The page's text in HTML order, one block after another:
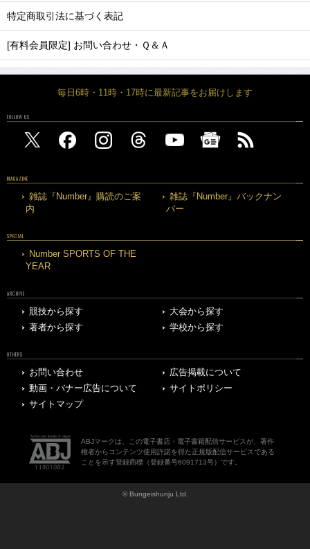
特定商取引法に基づく表記
[有料会員限定] お問い合わせ・Ｑ＆Ａ
毎日6時・11時・17時に最新記事をお届けします
FOLLOW US
MAGAZINE
雑誌『Number』購読のご案
内
雑誌『Number』バックナン
バー
SPECIAL
Number SPORTS OF THE
YEAR
ARCHIVE
競技から探す
大会から探す
著者から探す
学校から探す
OTHERS
お問い合わせ
広告掲載について
動画・バナー広告について
サイトポリシー
サイトマップ
ABJマークは、この電子書店・電子書籍配信サービスが、著作
権者からコンテンツ使用許諾を得た正規版配信サービスである
ことを示す登録商標（登録番号6091713号）です。
© Bungeishunju Ltd.